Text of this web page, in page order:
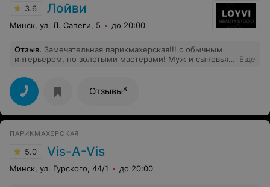
3.6 Лойви
Минск, ул. Л. Сапеги, 5 до 20:00
Отзыв. Замечательная парикмахерская!!! с обычным
интерьером, но золотыми мастерами! Муж и сыновья
замечательного женского мастера. Всегда радует
вежливость обслуживания.
Еще
Отзывы8
ПАРИКМАХЕРСКАЯ
5.0 Vis-A-Vis
Минск, ул. Гурского, 44/1 до 20:00